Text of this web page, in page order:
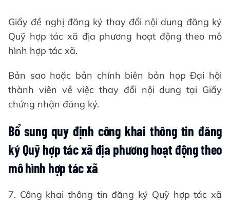
Giấy đề nghị đăng ký thay đổi nội dung đăng ký
Quỹ hợp tác xã địa phương hoạt động theo mô
hình hợp tác xã.
Bản sao hoặc bản chính biên bản họp Đại hội
thành viên về việc thay đổi nội dung tại Giấy
chứng nhận đăng ký.
Bổ sung quy định công khai thông tin đăng
ký Quỹ hợp tác xã địa phương hoạt động theo
mô hình hợp tác xã
7. Công khai thông tin đăng ký Quỹ hợp tác xã